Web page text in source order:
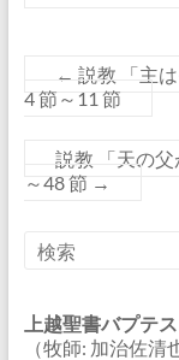
← 説教 「主
4 節～11 節
説教 「天の
～48 節 →
上越聖書バプテ
（牧師: 加治佐清